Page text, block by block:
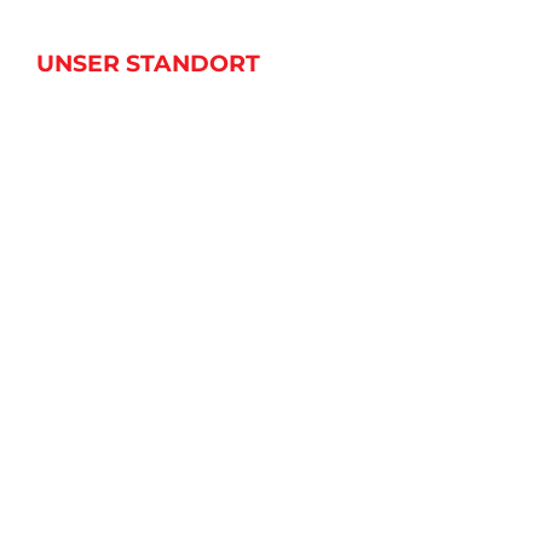
UNSER STANDORT